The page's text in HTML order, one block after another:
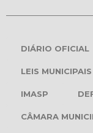
DIÁRIO OFICIAL
LEIS MUNICIPAIS
IMASP
CÂMARA